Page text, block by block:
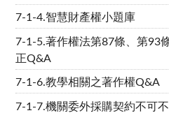
7-1-4.智慧財產權小題庫
7-1-5.著作權法第87條、第93
正Q&A
7-1-6.教學相關之著作權Q&A
7-1-7.機關委外採購契約不可